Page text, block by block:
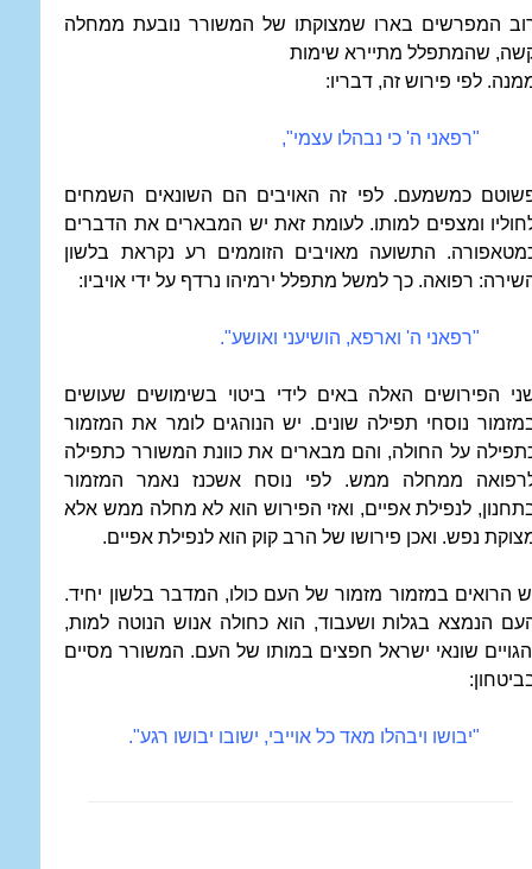
המפרשים בארו שמצוקתו של המשורר נובעת ממחלה
שהמתפלל מתיירא שימות
לפי פירוש זה, דבריו:
"רפאני ה' כי נבהלו עצמי",
כמשמעם. לפי זה האויבים הם השונאים השמחים
ומצפים למותו. לעומת זאת יש המבארים את הדברים
התשועה מאויבים הזוממים רע נקראת בלשון
רפואה. כך למשל מתפלל ירמיהו נרדף על ידי אויביו:
"רפאני ה' וארפא, הושיעני ואושע".
הפירושים האלה באים לידי ביטוי בשימושים שעושים
נוסחי תפילה שונים. יש הנוהגים לומר את המזמור
על החולה, והם מבארים את כוונת המשורר כתפילה
ממחלה ממש. לפי נוסח אשכנז נאמר המזמור
לנפילת אפיים, ואזי הפירוש הוא לא מחלה ממש אלא
נפש. ואכן פירושו של הרב קוק הוא לנפילת אפיים.
הרואים במזמור מזמור של העם כולו, המדבר בלשון יחיד.
הנמצא בגלות ושעבוד, הוא כחולה אנוש הנוטה למות,
שונאי ישראל חפצים במותו של העם. המשורר מסיים
"יבושו ויבהלו מאד כל אוייבי, ישובו יבושו רגע".